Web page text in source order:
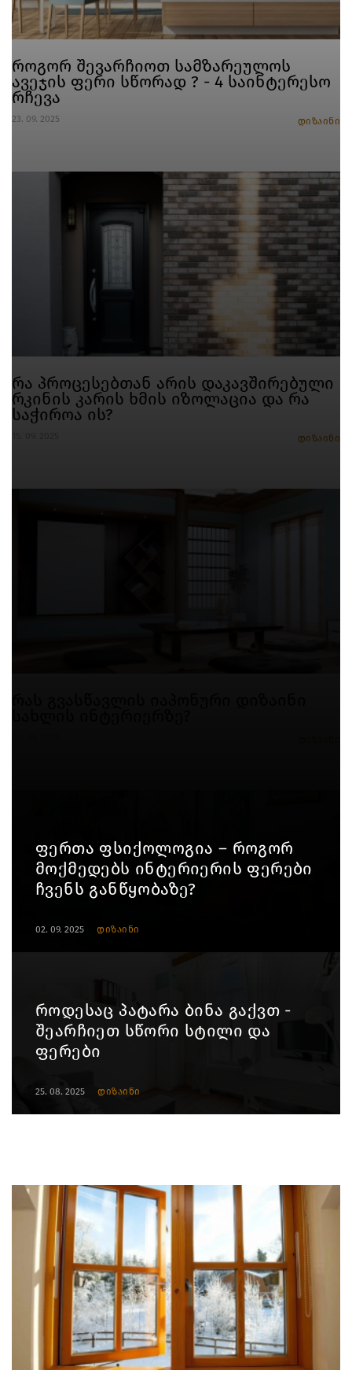
როგორ შევარჩიოთ სამზარეულოს
ავეჯის ფერი სწორად ? - 4 საინტერესო
რჩევა
23. 09. 2025 დიზაინი
რა პროცესებთან არის დაკავშირებული
რკინის კარის ხმის იზოლაცია და რა
საჭიროა ის?
დიზაინი
ფერთა ფსიქოლოგია – როგორ
მოქმედებს ინტერიერის ფერები
ჩვენს განწყობაზე?
02. 09. 2025 დიზაინი
როდესაც პატარა ბინა გაქვთ -
შეარჩიეთ სწორი სტილი და
ფერები
25. 08. 2025 დიზაინი